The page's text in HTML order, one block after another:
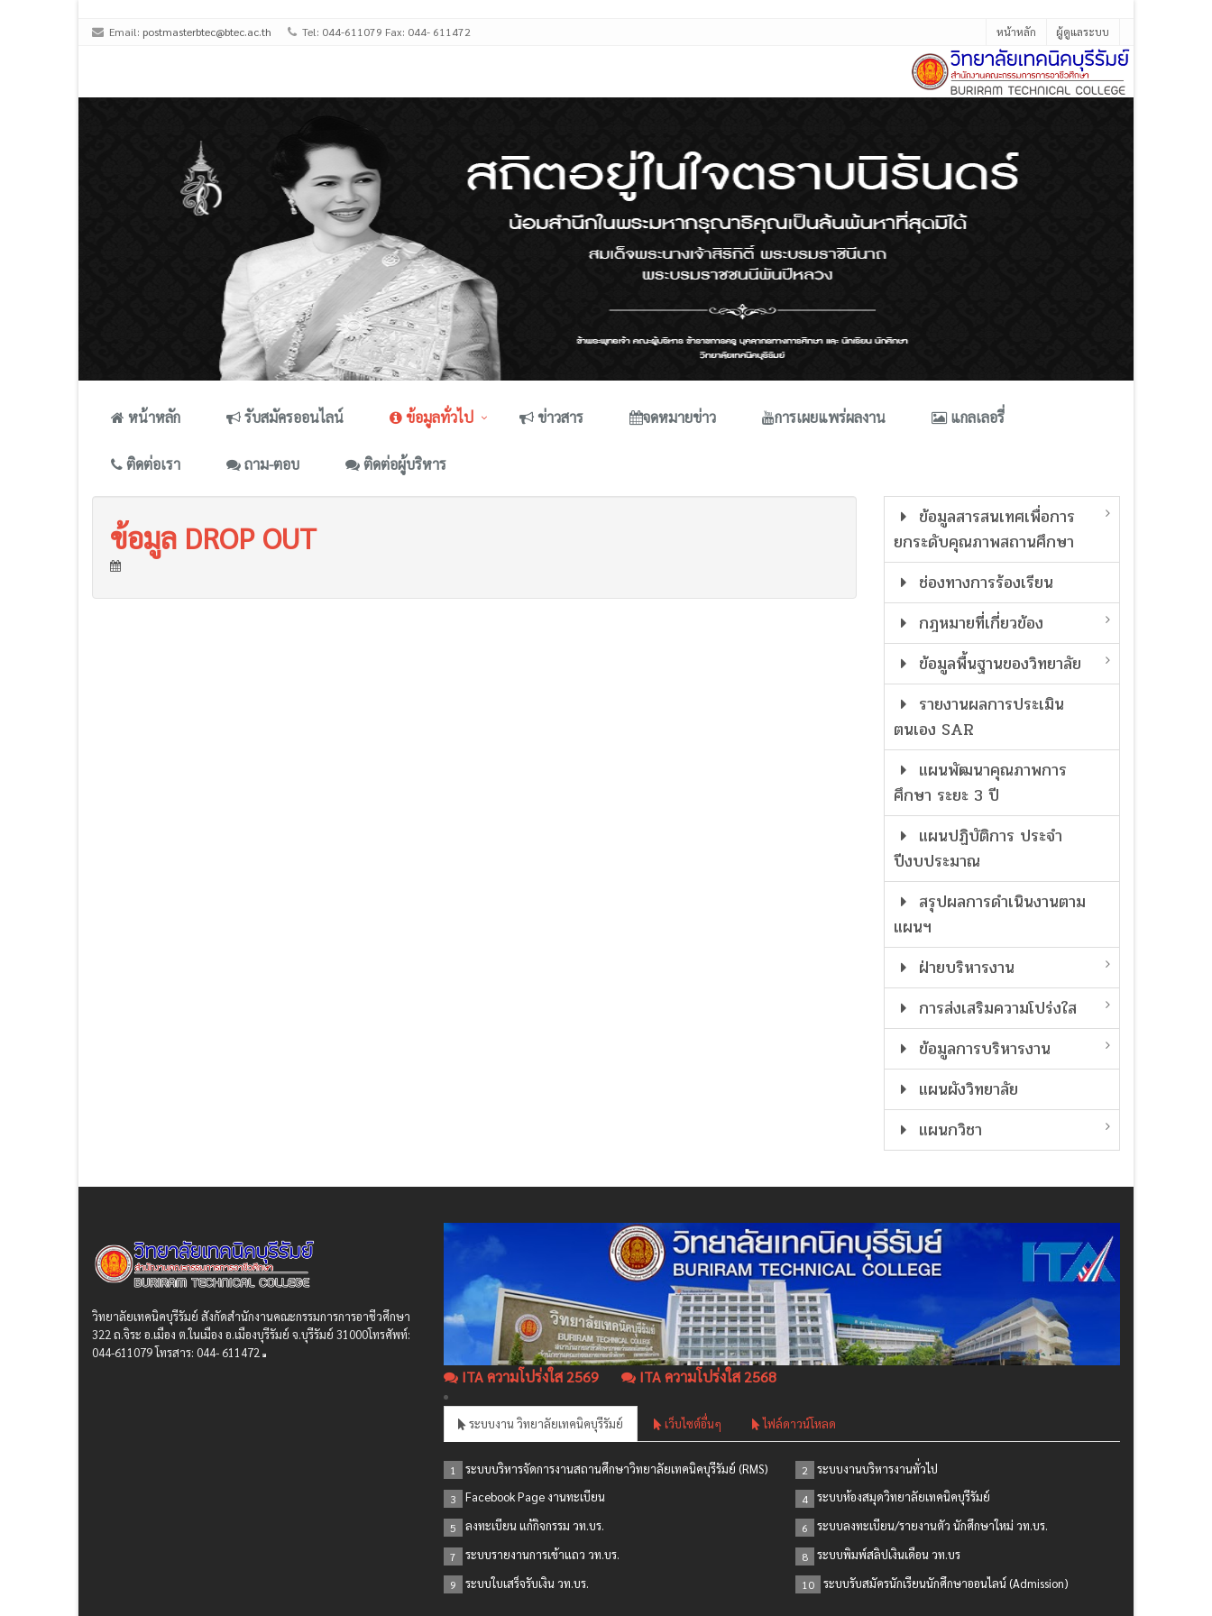
Email: postmasterbtec@btec.ac.th Tel: 044-611079 Fax: 044- 611472 หน้าหลัก ผู้ดูแลระบบ
หน้าหลัก รับสมัครออนไลน์ ข้อมูลทั่วไป ข่าวสาร จดหมายข่าว การเผยแพร่ผลงาน แกลเลอรี่
ติดต่อเรา ถาม-ตอบ ติดต่อผู้บริหาร
ข้อมูล DROP OUT
ข้อมูลสารสนเทศเพื่อการ
ยกระดับคุณภาพสถานศึกษา
ช่องทางการร้องเรียน
กฎหมายที่เกี่ยวข้อง
ข้อมูลพื้นฐานของวิทยาลัย
รายงานผลการประเมิน
ตนเอง SAR
แผนพัฒนาคุณภาพการ
ศึกษา ระยะ 3 ปี
แผนปฏิบัติการ ประจำ
ปีงบประมาณ
สรุปผลการดำเนินงานตาม
แผนฯ
ฝ่ายบริหารงาน
การส่งเสริมความโปร่งใส
ข้อมูลการบริหารงาน
แผนผังวิทยาลัย
แผนกวิชา
วิทยาลัยเทคนิคบุรีรัมย์ สังกัดสํานักงานคณะกรรมการการอาชีวศึกษา
322 ถ.จิระ อ.เมือง ต.ในเมือง อ.เมืองบุรีรัมย์ จ.บุรีรัมย์ 31000โทรศัพท์:
044-611079 โทรสาร: 044- 611472
ITA ความโปร่งใส 2569 ITA ความโปร่งใส 2568
ระบบงาน วิทยาลัยเทคนิคบุรีรัมย์ เว็บไซต์อื่นๆ ไฟล์ดาวน์โหลด
1 ระบบบริหารจัดการงานสถานศึกษาวิทยาลัยเทคนิคบุรีรัมย์ (RMS) 2 ระบบงานบริหารงานทั่วไป
3 Facebook Page งานทะเบียน 4 ระบบห้องสมุดวิทยาลัยเทคนิคบุรีรัมย์
5 ลงทะเบียน แก้กิจกรรม วท.บร. 6 ระบบลงทะเบียน/รายงานตัว นักศึกษาใหม่ วท.บร.
7 ระบบรายงานการเข้าแถว วท.บร. 8 ระบบพิมพ์สลิปเงินเดือน วท.บร
9 ระบบใบเสร็จรับเงิน วท.บร. 10 ระบบรับสมัครนักเรียนนักศึกษาออนไลน์ (Admission)